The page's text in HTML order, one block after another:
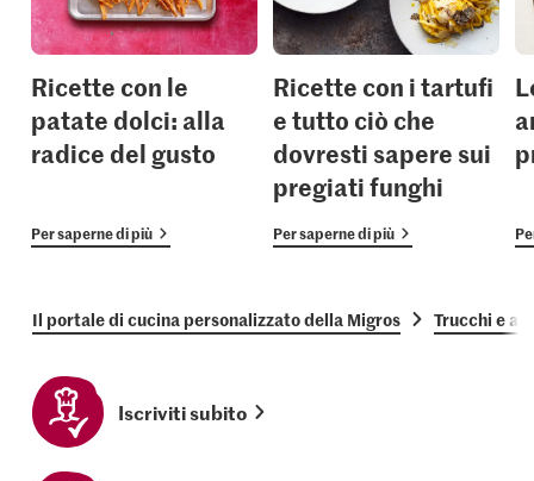
Ricette con le
patate dolci: alla
radice del gusto
Per saperne di più
Ricette con i tartufi
e tutto ciò che
dovresti sapere sui
pregiati funghi
Per saperne di più
Il portale di cucina personalizzato della Migros Trucchi e
Iscriviti subito